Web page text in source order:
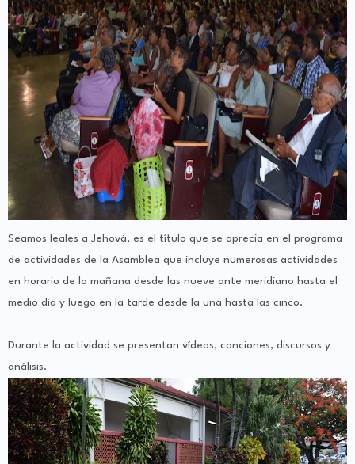
Seamos leales a Jehová, es el título que se aprecia en el programa
de actividades de la Asamblea que incluye numerosas actividades
en horario de la mañana desde las nueve ante meridiano hasta el
medio día y luego en la tarde desde la una hasta las cinco.
Durante la actividad se presentan vídeos, canciones, discursos y
análisis.